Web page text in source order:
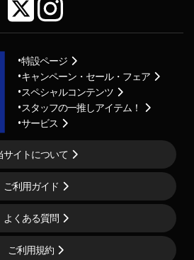
特設ページ
キャンペーン・セール・フェア
スペシャルコンテンツ
スタッフの一推しアイテム！
サービス
サイトについて
ご利用ガイド
よくある質問
ご利用規約